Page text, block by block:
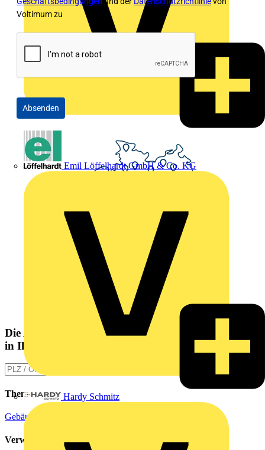
Emil Löffelhardt GmbH & Co. KG
Hardy Schmitz
Voltimum zu
Absenden
Die Altlampen Sammelstelle
in Ihrer Nähe
Themen
Gebäudeautomation
Verwandte Inhalte